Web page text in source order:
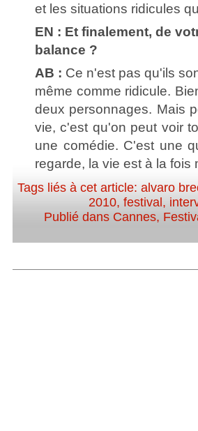
et les situations ridicules
EN : Et finalement, de
balance ?
AB : Ce n'est pas qu'ils
même comme ridicule.
deux personnages. Mais
vie, c'est qu'on peut voir
une comédie. C'est une
regarde, la vie est à la fois
Tags liés à cet article:alvaro
2010, festival ,
Publié dans Cannes,